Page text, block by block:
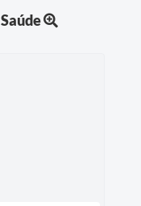
Saúde